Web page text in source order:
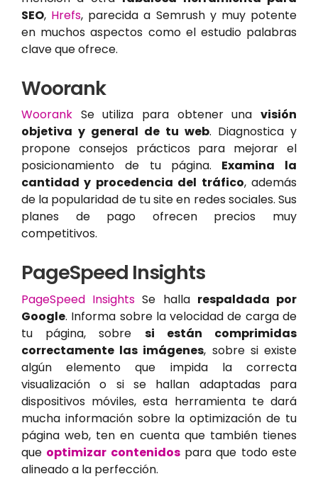
SEO, Hrefs, parecida a Semrush y muy potente
en muchos aspectos como el estudio palabras
clave que ofrece.
Woorank
Woorank Se utiliza para obtener una visión
objetiva y general de tu web. Diagnostica y
propone consejos prácticos para mejorar el
posicionamiento de tu página. Examina la
cantidad y procedencia del tráfico, además
de la popularidad de tu site en redes sociales. Sus
planes de pago ofrecen precios muy
competitivos.
PageSpeed Insights
PageSpeed Insights Se halla respaldada por
Google. Informa sobre la velocidad de carga de
tu página, sobre si están comprimidas
correctamente las imágenes, sobre si existe
algún elemento que impida la correcta
visualización o si se hallan adaptadas para
dispositivos móviles, esta herramienta te dará
mucha información sobre la optimización de tu
página web, ten en cuenta que también tienes
que optimizar contenidospara que todo este
alineado a la perfección.